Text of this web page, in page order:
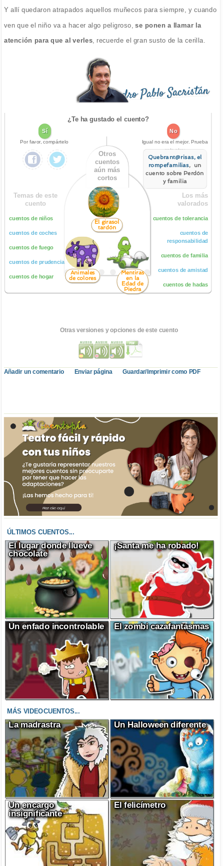
Y allí quedaron atrapados aquellos muñecos para siempre, y cuando
ven que el niño va a hacer algo peligroso, se ponen a llamar la
atención para que al verles , recuerde el gran susto de la cerilla.
Pedro Pablo Sacristán
¿Te ha gustado el cuento?
Sí
Por favor, compártelo
No
Igual no era el mejor. Prueba
este otro:
Quebrant@risas, el
rompefamilias, un
cuento sobre Perdón
y familia
Temas de este
cuento
cuentos de niños
cuentos de coches
cuentos de fuego
cuentos de prudencia
cuentos de hogar
Otros
cuentos
aún más
cortos
El girasol
tardón
Mentiras
en la
Edad de
Piedra
Animales
de colores
Los más
valorados
cuentos de tolerancia
cuentos de
responsabilidad
cuentos de familia
cuentos de amistad
cuentos de hadas
Otras versiones y opciones de este cuento
Añadir un comentario Enviar página Guardar/Imprimir como PDF
ÚLTIMOS CUENTOS...
El lugar donde llueve
chocolate
¡Santa me ha robado!
Un enfado incontrolable El zombi cazafantasmas
MÁS VIDEOCUENTOS...
La madrastra Un Halloween diferente
Un encargo
insignificante
El felicímetro